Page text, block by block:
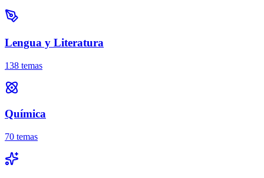
Lengua y Literatura
138 temas
Química
70 temas